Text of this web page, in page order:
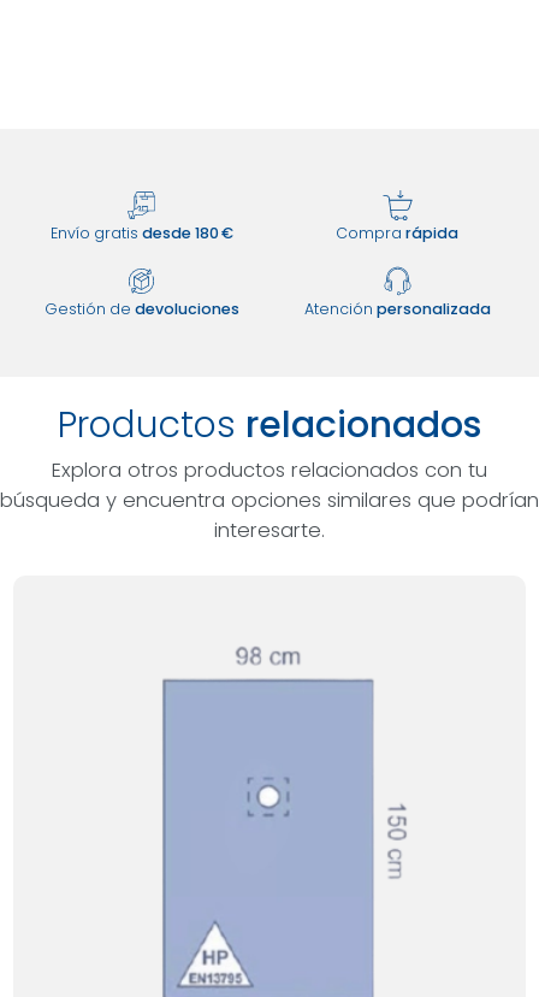
Envío gratis desde 180 € Comprarápida
Gestión de devoluciones Atención personalizada
Productos relacionados
Explora otros productos relacionados con tu
búsqueda y encuentra opciones similares que podrían
interesarte.